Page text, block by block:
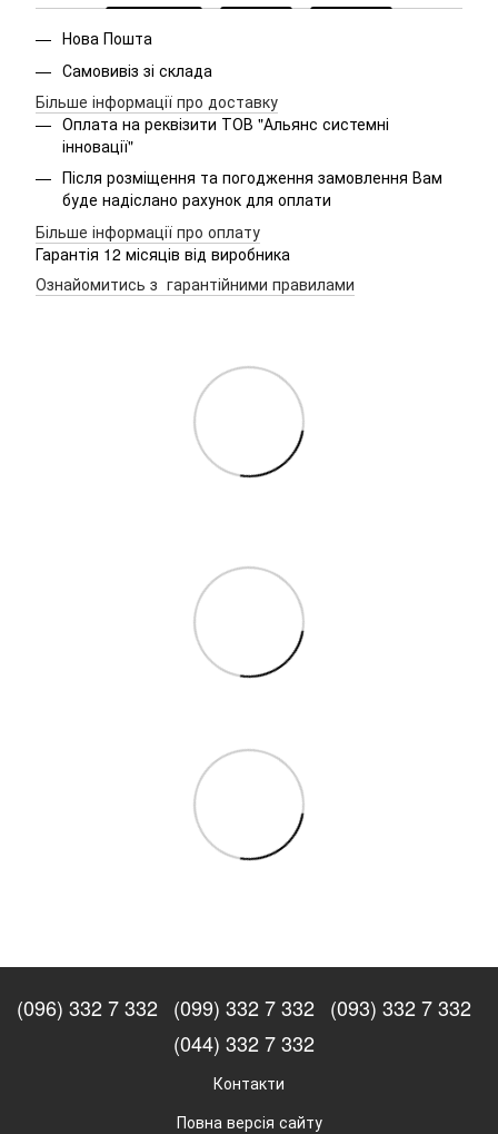
Нова Пошта
Самовивіз зі склада
Більше інформації про доставку
Оплата на реквізити ТОВ "Альянс системні
інновації"
Після розміщення та погодження замовлення Вам
буде надіслано рахунок для оплати
Більше інформації про оплату
Гарантія 12 місяців від виробника
Ознайомитись з гарантійними правилами
(096) 332 7 332 (099) 332 7 332 (093) 332 7 332
(044) 332 7 332
Контакти
Повна версія сайту